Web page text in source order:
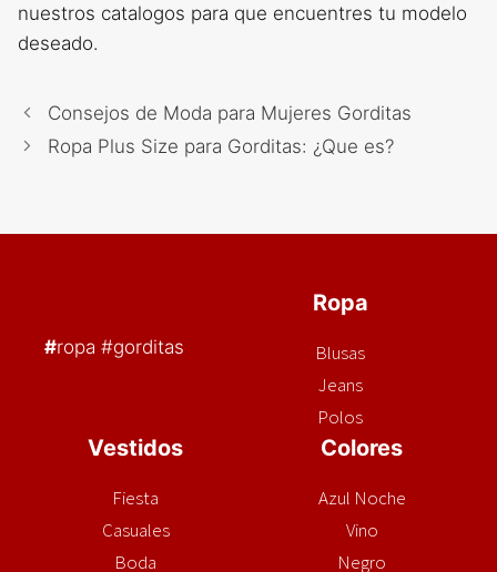
nuestros catalogos para que encuentres tu modelo
deseado.
Consejos de Moda para Mujeres Gorditas
Ropa Plus Size para Gorditas: ¿Que es?
#ropa #gorditas
Ropa
Blusas
Jeans
Polos
Vestidos
Fiesta
Casuales
Boda
Colores
Azul Noche
Vino
Negro